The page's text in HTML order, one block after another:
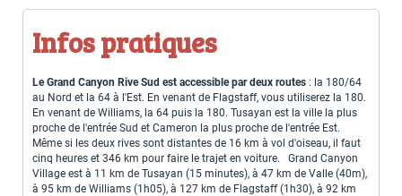
Infos pratiques
Le Grand Canyon Rive Sud est accessible par deux routes : la 180/64
au Nord et la 64 à l'Est. En venant de Flagstaff, vous utiliserez la 180.
En venant de Williams, la 64 puis la 180. Tusayan est la ville la plus
proche de l'entrée Sud et Cameron la plus proche de l'entrée Est.
Même si les deux rives sont distantes de 16 km à vol d'oiseau, il faut
cinq heures et 346 km pour faire le trajet en voiture. Grand Canyon
Village est à 11 km de Tusayan (15 minutes), à 47 km de Valle (40m),
à 95 km de Williams (1h05), à 127 km de Flagstaff (1h30), à 92 km